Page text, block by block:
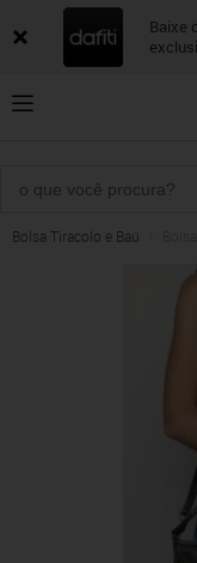
Baixe
Bolsa Tiracolo e Baú